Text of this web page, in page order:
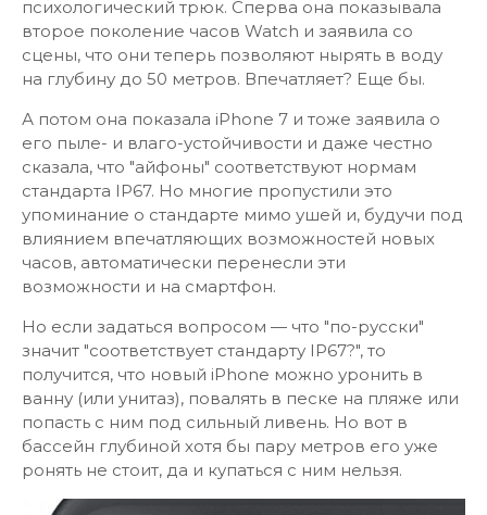
психологический трюк. Сперва она показывала
второе поколение часов Watch и заявила со
сцены, что они теперь позволяют нырять в воду
на глубину до 50 метров. Впечатляет? Еще бы.
А потом она показала iPhone 7 и тоже заявила о
его пыле- и влаго-устойчивости и даже честно
сказала, что "айфоны" соответствуют нормам
стандарта IP67. Но многие пропустили это
упоминание о стандарте мимо ушей и, будучи под
влиянием впечатляющих возможностей новых
часов, автоматически перенесли эти
возможности и на смартфон.
Но если задаться вопросом — что "по-русски"
значит "соответствует стандарту IP67?", то
получится, что новый iPhone можно уронить в
ванну (или унитаз), повалять в песке на пляже или
попасть с ним под сильный ливень. Но вот в
бассейн глубиной хотя бы пару метров его уже
ронять не стоит, да и купаться с ним нельзя.